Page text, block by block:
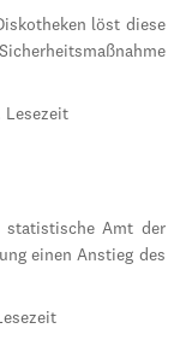
löst diese
Lesezeit
statistische Amt der
einen Anstieg des